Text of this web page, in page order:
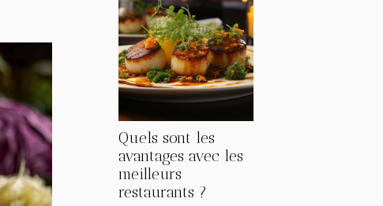
Quels sont les
avantages avec les
meilleurs
restaurants ?